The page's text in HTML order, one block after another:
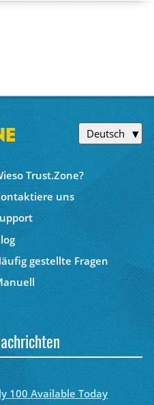
Deutsch
Trust.Zone?
uns
gestellte Fragen
100 Available Today